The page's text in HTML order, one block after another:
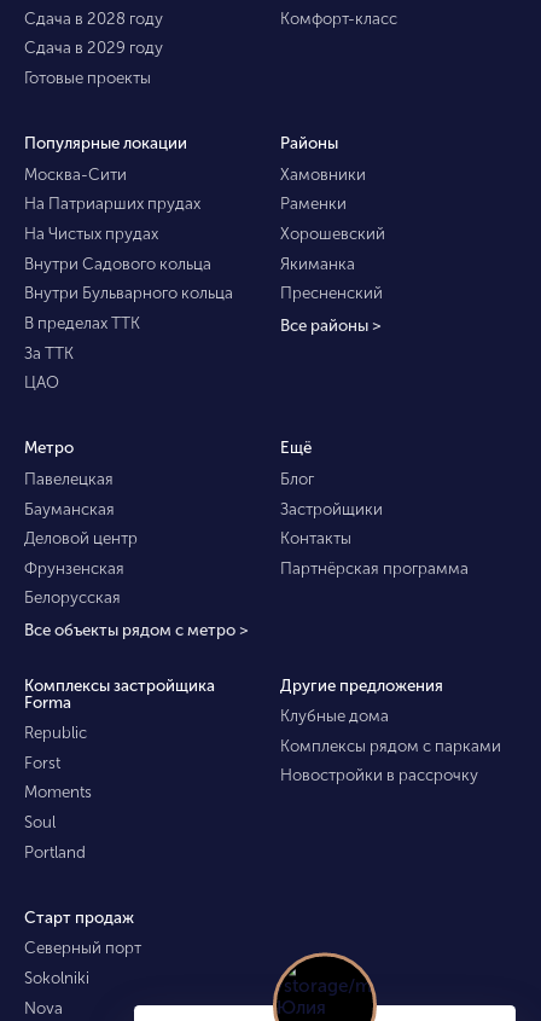
Сдача в 2028 году
Сдача в 2029 году
Готовые проекты
Комфорт-класс
Популярные локации
Москва-Сити
На Патриарших прудах
На Чистых прудах
Внутри Садового кольца
Внутри Бульварного кольца
В пределах ТТК
За ТТК
ЦАО
Районы
Хамовники
Раменки
Хорошевский
Якиманка
Пресненский
Все районы >
Метро
Павелецкая
Бауманская
Деловой центр
Фрунзенская
Белорусская
Все объекты рядом с метро >
Ещё
Блог
Застройщики
Контакты
Партнёрская программа
Комплексы застройщика
Forma
Republic
Forst
Moments
Soul
Portland
Другие предложения
Клубные дома
Комплексы рядом с парками
Новостройки в рассрочку
Старт продаж
Северный порт
Sokolniki
Nova